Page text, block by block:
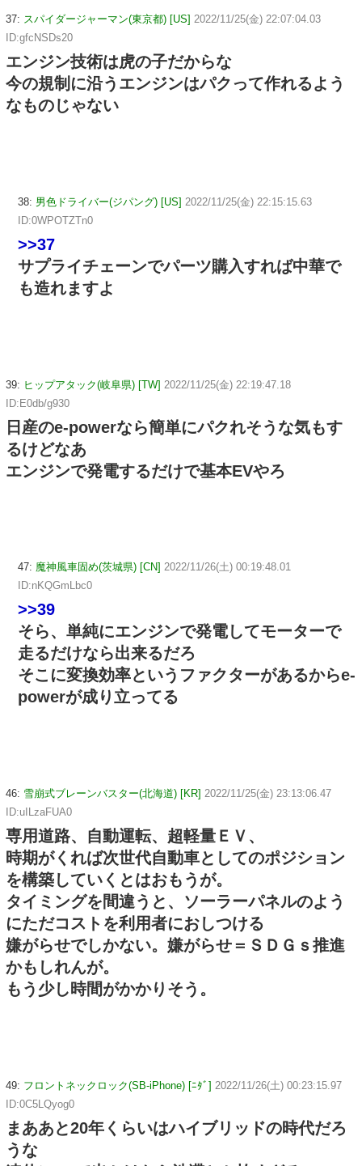
37: スパイダージャーマン(東京都) [US] 2022/11/25(金) 22:07:04.03
ID:gfcNSDs20
エンジン技術は虎の子だからな
今の規制に沿うエンジンはパクって作れるよう
なものじゃない
38: 男色ドライバー(ジパング) [US] 2022/11/25(金) 22:15:15.63
ID:0WPOTZTn0
>>37
サプライチェーンでパーツ購入すれば中華で
も造れますよ
39: ヒップアタック(岐阜県) [TW] 2022/11/25(金) 22:19:47.18
ID:E0db/g930
日産のe-powerなら簡単にパクれそうな気もす
るけどなあ
エンジンで発電するだけで基本EVやろ
47: 魔神風車固め(茨城県) [CN] 2022/11/26(土) 00:19:48.01
ID:nKQGmLbc0
>>39
そら、単純にエンジンで発電してモーターで
走るだけなら出来るだろ
そこに変換効率というファクターがあるからe-
powerが成り立ってる
46: 雪崩式ブレーンバスター(北海道) [KR] 2022/11/25(金) 23:13:06.47
ID:uILzaFUA0
専用道路、自動運転、超軽量ＥＶ、
時期がくれば次世代自動車としてのポジション
を構築していくとはおもうが。
タイミングを間違うと、ソーラーパネルのよう
にただコストを利用者におしつける
嫌がらせでしかない。嫌がらせ＝ＳＤＧｓ推進
かもしれんが。
もう少し時間がかかりそう。
49: フロントネックロック(SB-iPhone) [ﾆﾀﾞ] 2022/11/26(土) 00:23:15.97
ID:0C5LQyog0
まああと20年くらいはハイブリッドの時代だろ
うな